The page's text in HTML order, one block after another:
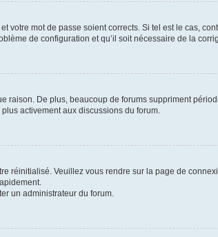
votre mot de passe soient corrects. Si tel est le cas,
de configuration et qu’il soit nécessaire de la
raison. De plus, beaucoup de forums suppriment
activement aux discussions du forum.
Veuillez vous rendre sur la page de
un administrateur du forum.